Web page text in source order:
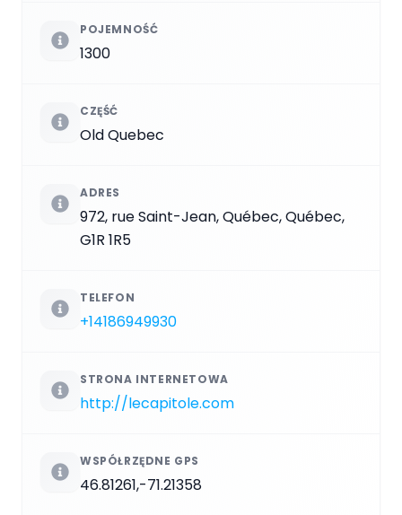
POJEMNOŚĆ
1300
CZĘŚĆ
Old Quebec
ADRES
972, rue Saint-Jean, Québec, Québec,
G1R 1R5
TELEFON
+14186949930
STRONA INTERNETOWA
http://lecapitole.com
WSPÓŁRZĘDNE GPS
46.81261,-71.21358